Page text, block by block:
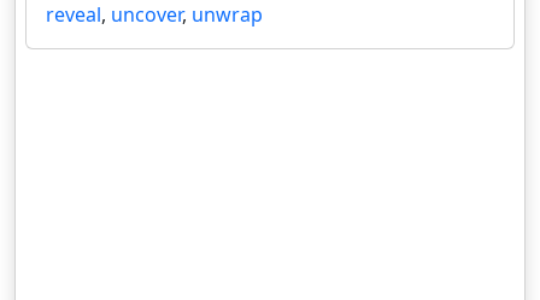
reveal, uncover, unwrap